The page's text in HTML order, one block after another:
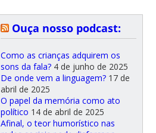
Ouça nosso podcast:
Como as crianças adquirem os
sons da fala? 4 de junho de 2025
De onde vem a linguagem? 17 de
abril de 2025
O papel da memória como ato
político 14 de abril de 2025
Afinal, o teor humorístico nas